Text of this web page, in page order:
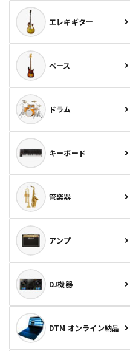
エレキギター
ベース
ドラム
キーボード
管楽器
アンプ
DJ機器
DTM オンライン納品